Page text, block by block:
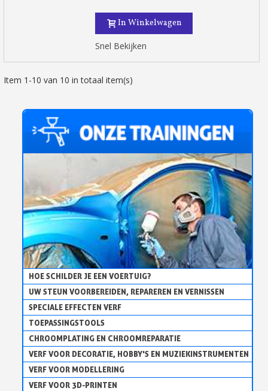
HOE SCHILDER JE EEN VOERTUIG?
UW STEUN VOORBEREIDEN, REPAREREN EN VERNISSEN
SPECIALE EFFECTEN VERF
TOEPASSINGSTOOLS
CHROOMPLATING EN CHROOMREPARATIE
VERF VOOR DECORATIE, HOBBY'S EN MUZIEKINSTRUMENTEN
VERF VOOR MODELLERING
VERF VOOR 3D-PRINTEN
In Winkelwagen
Snel Bekijken
Item 1-10 van 10 in totaal item(s)